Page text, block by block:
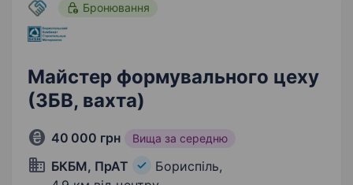
Бронювання
Майстер формувального цеху
(ЗБВ, вахта)
40 000 грн Вища за середню
БКБМ, ПрАТ
Бориспіль,